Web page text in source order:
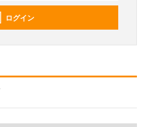
ログイン